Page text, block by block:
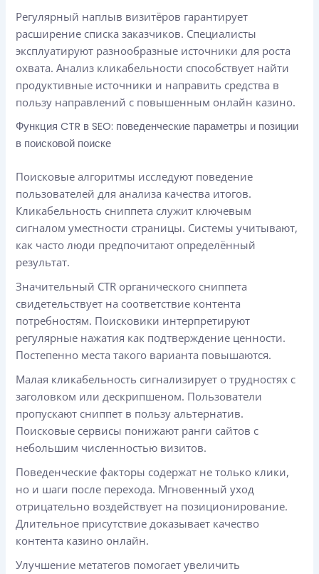
Регулярный наплыв визитёров гарантирует
расширение списка заказчиков. Специалисты
эксплуатируют разнообразные источники для роста
охвата. Анализ кликабельности способствует найти
продуктивные источники и направить средства в
пользу направлений с повышенным онлайн казино.
Функция CTR в SEO: поведенческие параметры и позиции
в поисковой поиске
Поисковые алгоритмы исследуют поведение
пользователей для анализа качества итогов.
Кликабельность сниппета служит ключевым
сигналом уместности страницы. Системы учитывают,
как часто люди предпочитают определённый
результат.
Значительный CTR органического сниппета
свидетельствует на соответствие контента
потребностям. Поисковики интерпретируют
регулярные нажатия как подтверждение ценности.
Постепенно места такого варианта повышаются.
Малая кликабельность сигнализирует о трудностях с
заголовком или дескрипшеном. Пользователи
пропускают сниппет в пользу альтернатив.
Поисковые сервисы понижают ранги сайтов с
небольшим численностью визитов.
Поведенческие факторы содержат не только клики,
но и шаги после перехода. Мгновенный уход
отрицательно воздействует на позиционирование.
Длительное присутствие доказывает качество
контента казино онлайн.
Улучшение метатегов помогает увеличить